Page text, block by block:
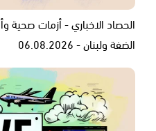
الحصاد الاخباري - أزمات صحية
الضفة ولبنان - 06.08.2026